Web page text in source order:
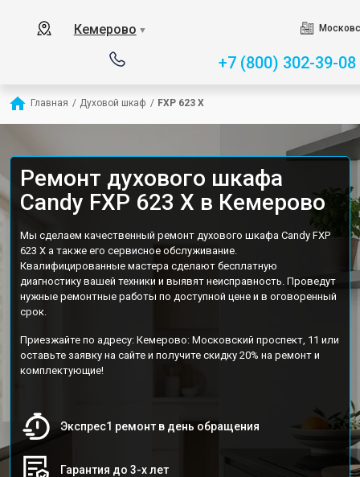
Кемерово ▼
+7 (800) 302-39-08
Главная / Духовой шкаф / FXP 623 X
Ремонт духового шкафа
Candy FXP 623 X в Кемерово
Мы сделаем качественный ремонт духового шкафа Candy FXP
623 X а также его сервисное обслуживание.
Квалифицированные мастера сделают бесплатную
диагностику вашей техники и выявят неисправность. Проведут
нужные ремонтные работы по доступной цене и в оговоренный
срок.
Приезжайте по адресу: Кемерово: Московский проспект, 11 или
оставьте заявку на сайте и получите скидку 20% на ремонт и
комплектующие!
Экспрес1 ремонт в день обращения
Гарантия до 3-х лет